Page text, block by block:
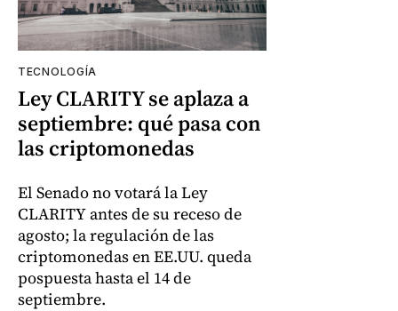
TECNOLOGÍA
Ley CLARITY se aplaza a
septiembre: qué pasa con
las criptomonedas
El Senado no votará la Ley
CLARITY antes de su receso de
agosto; la regulación de las
criptomonedas en EE.UU. queda
pospuesta hasta el 14 de
septiembre.